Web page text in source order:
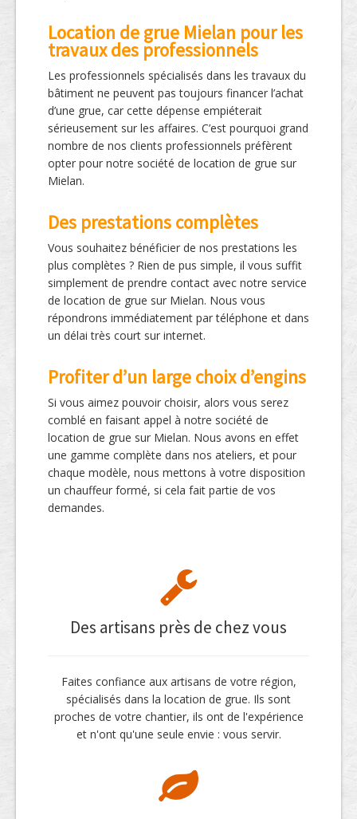
Location de grue Mielan pour les
travaux des professionnels
Les professionnels spécialisés dans les travaux du
bâtiment ne peuvent pas toujours financer l’achat
d’une grue, car cette dépense empiéterait
sérieusement sur les affaires. C’est pourquoi grand
nombre de nos clients professionnels préfèrent
opter pour notre société de location de grue sur
Mielan.
Des prestations complètes
Vous souhaitez bénéficier de nos prestations les
plus complètes ? Rien de pus simple, il vous suffit
simplement de prendre contact avec notre service
de location de grue sur Mielan. Nous vous
répondrons immédiatement par téléphone et dans
un délai très court sur internet.
Profiter d’un large choix d’engins
Si vous aimez pouvoir choisir, alors vous serez
comblé en faisant appel à notre société de
location de grue sur Mielan. Nous avons en effet
une gamme complète dans nos ateliers, et pour
chaque modèle, nous mettons à votre disposition
un chauffeur formé, si cela fait partie de vos
demandes.
Des artisans près de chez vous
Faites confiance aux artisans de votre région,
spécialisés dans la location de grue. Ils sont
proches de votre chantier, ils ont de l'expérience
et n'ont qu'une seule envie : vous servir.